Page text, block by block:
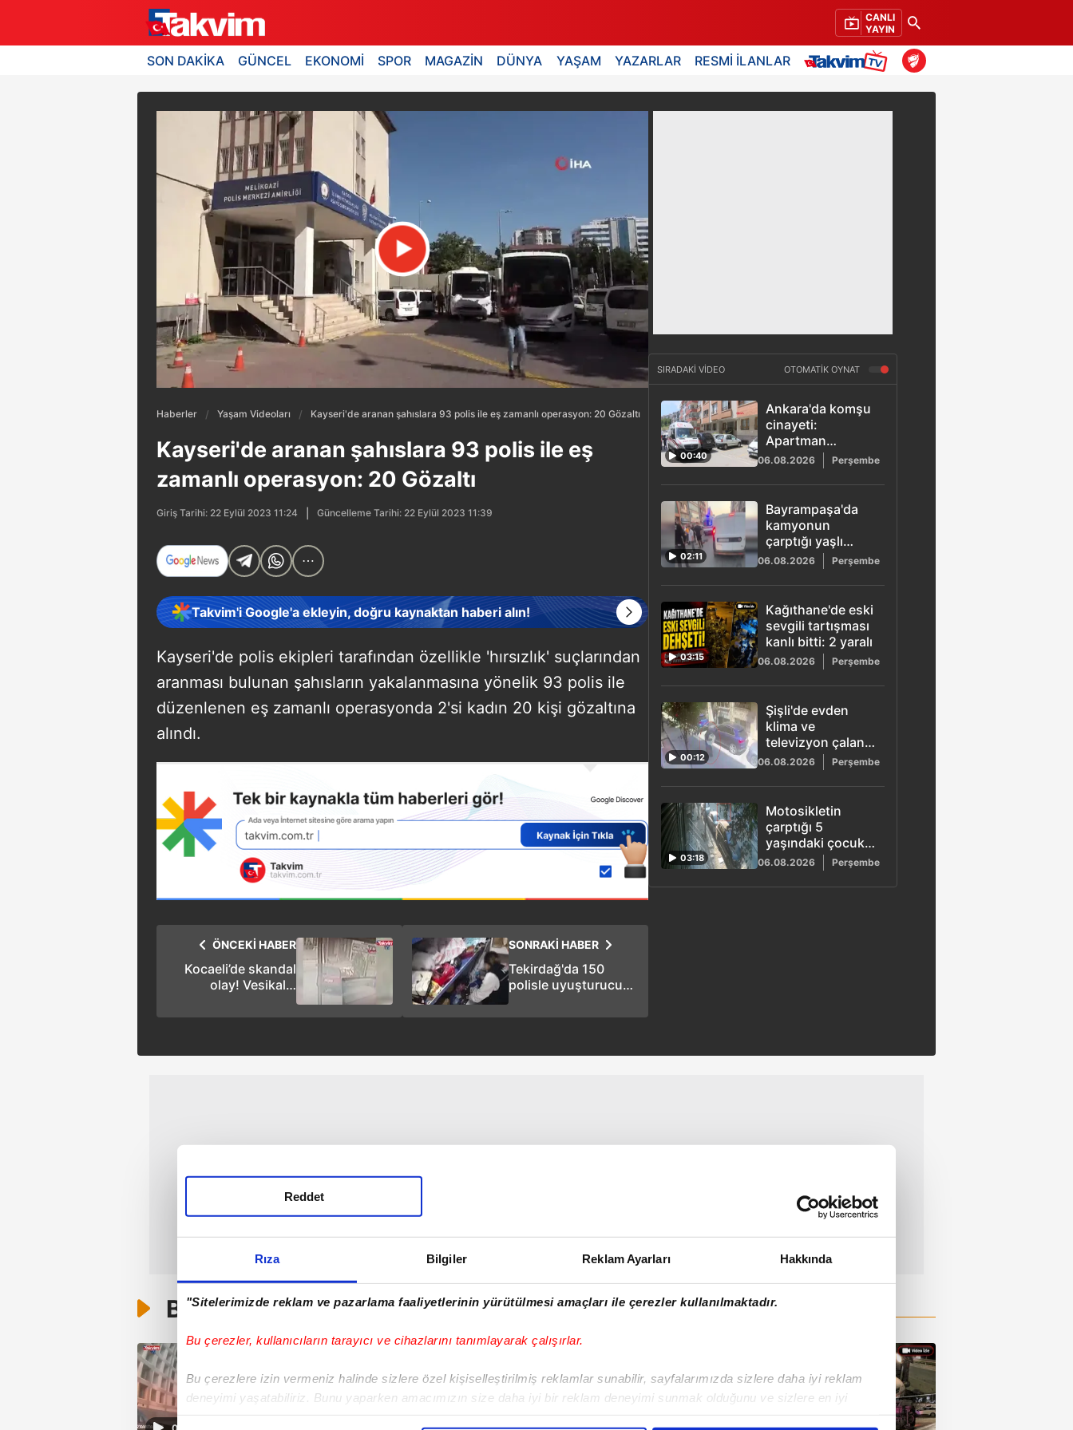
Rıza Bilgiler Reklam Ayarları Hakkında
"Sitelerimizde reklam ve pazarlama faaliyetlerinin yürütülmesi amaçları ile çerezler kullanılmaktadır.
Bu çerezler, kullanıcıların tarayıcı ve cihazlarını tanımlayarak çalışırlar.
Bu çerezlere izin vermeniz halinde sizlere özel kişiselleştirilmiş reklamlar sunabilir, sayfalarımızda sizlere daha iyi reklam
deneyimi yaşatabiliriz. Bunu yaparken amacımızın size daha iyi bir reklam deneyimi sunmak olduğunu ve sizlere en iyi
Reddet
CANLI
YAYIN
SON DAKİKA GÜNCEL EKONOMİ SPOR MAGAZİN DÜNYA YAŞAM YAZARLAR RESMİ İLANLAR
Haberler Yaşam Videoları Kayseri'de aranan şahıslara 93 polis ile eş zamanlı operasyon: 20 Gözaltı
Kayseri'de aranan şahıslara 93 polis ile eş
zamanlı operasyon: 20 Gözaltı
Giriş Tarihi: 22 Eylül 2023 11:24 Güncelleme Tarihi: 22 Eylül 2023 11:39
Takvim'i Google'a ekleyin, doğru kaynaktan haberi alın!
Kayseri'de polis ekipleri tarafından özellikle 'hırsızlık' suçlarından
aranması bulunan şahısların yakalanmasına yönelik 93 polis ile
düzenlenen eş zamanlı operasyonda 2'si kadın 20 kişi gözaltına
alındı.
SONRAKİ HABER
Tekirdağ'da 150
polisle uyuşturucuya
ÖNCEKİ HABER
Kocaeli’de skandal
olay! Vesikalık
eşofmanını indirip
SIRADAKİ VİDEO OTOMATİK OYNAT
00:40
Ankara'da komşu
cinayeti:
Apartman
yönetici
yardımcısı Ayhan
Koç tabancayla
vurularak
öldürüldü
06.08.2026 Perşembe
02:11
Bayrampaşa'da
kamyonun
çarptığı yaşlı
adam hayatını
kaybetti: Sürücü
gözaltına alındı
06.08.2026 Perşembe
03:15
Kağıthane'de eski
sevgili tartışması
kanlı bitti: 2 yaralı
06.08.2026 Perşembe
00:12
Şişli'de evden
klima ve
televizyon çalan
şüpheli
tutuklandı: O
anlar güvenlik
kamerasına
yansıdı
06.08.2026 Perşembe
03:18
Motosikletin
çarptığı 5
yaşındaki çocuk
ağır yaralandı:
Hayati tehlikesi
sürüyor
06.08.2026 Perşembe
Bunlar da Var